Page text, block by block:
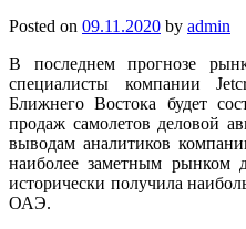
Posted on 09.11.2020 by admin
В последнем прогнозе
специалисты компании
Ближнего Востока будет
продаж самолетов деловой
выводам аналитиков
наиболее заметным рынком
исторически получила
ОАЭ.